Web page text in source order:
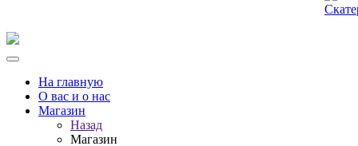
На главную
О вас и о нас
Магазин
Назад
Магазин